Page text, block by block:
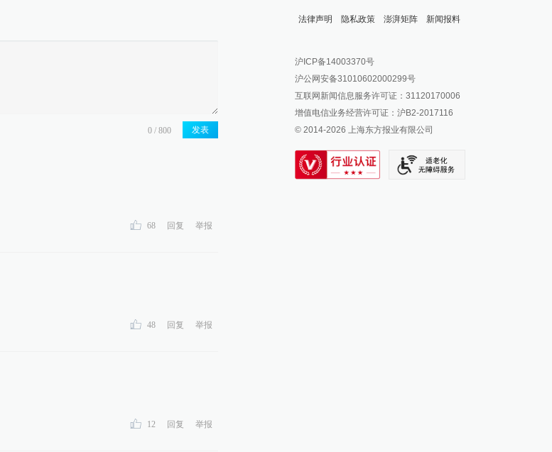
发表
68 回复 举报
48 回复 举报
12 回复 举报
法律声明 隐私政策 澎湃矩阵
澎湃新闻公众号
澎湃新闻抖音号
派生万物开放平台
IP SHANGHAI
SIXTH TONE
新闻报料
报料邮箱: news@thepaper.cn
沪ICP备14003370号
沪公网安备31010602000299号
互联网新闻信息服务许可证：31120170006
增值电信业务经营许可证：沪B2-2017116
© 2014-2026 上海东方报业有限公司